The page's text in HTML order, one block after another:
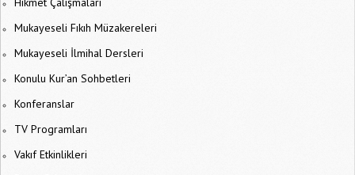
Mukayeseli Fıkıh Müzakereleri
Mukayeseli İlmihal Dersleri
Konulu Kur’an Sohbetleri
Konferanslar
TV Programları
Vakıf Etkinlikleri